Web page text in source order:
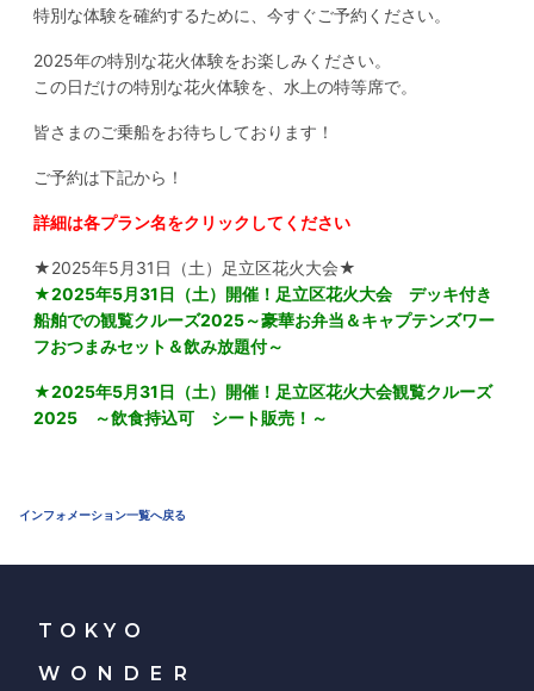
特別な体験を確約するために、今すぐご予約ください。
2025年の特別な花火体験をお楽しみください。
この日だけの特別な花火体験を、水上の特等席で。
皆さまのご乗船をお待ちしております！
ご予約は下記から！
詳細は各プラン名をクリックしてください
★2025年5月31日（土）足立区花火大会★
★2025年5月31日（土）開催！足立区花火大会 デッキ付き
船舶での観覧クルーズ2025～豪華お弁当＆キャプテンズワー
フおつまみセット＆飲み放題付～
★2025年5月31日（土）開催！足立区花火大会観覧クルーズ
2025 ～飲食持込可 シート販売！～
インフォメーション一覧へ戻る
TOKYO
WONDER